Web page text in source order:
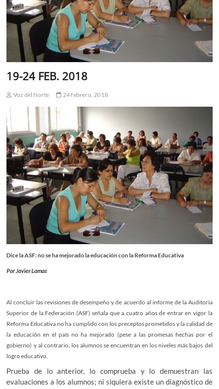
19-24 FEB. 2018
Voz del Norte 24 febrero, 2018
Dice la ASF: no se ha mejorado la educación con la Reforma Educativa
Por Javier Lamas
Al concluir las revisiones de desempeño y de acuerdo al informe de la Auditoría
Superior de la Federación (ASF) señala que a cuatro años de entrar en vigor la
Reforma Educativa no ha cumplido con los preceptos prometidos y la calidad de
la educación en el país no ha mejorado (pese a las promesas hechas por el
gobierno) y al contrario, los alumnos se encuentran en los niveles más bajos del
logro educativo.
Prueba de lo anterior, lo comprueba y lo demuestran las
evaluaciones a los alumnos; ni siquiera existe un diagnóstico de